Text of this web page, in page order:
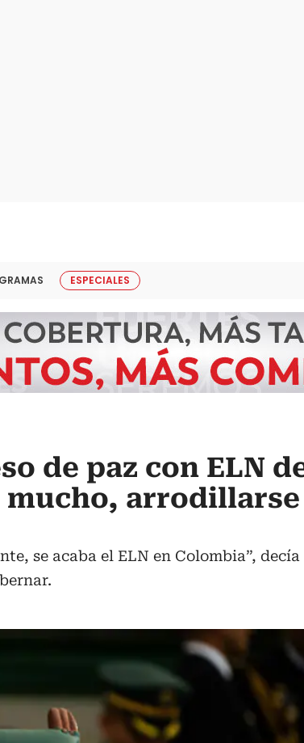
ESPECIALES
de paz con ELN
arrodillarse
se acaba el ELN en Colombia”,